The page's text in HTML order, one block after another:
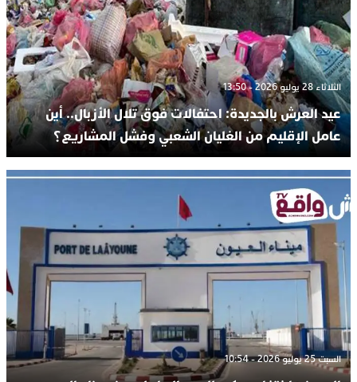
الثلاثاء 28 يوليو 2026 - 13:50
عيد العرش بالجديدة: احتفالات فوق تلال الأزبال.. أين
عامل الإقليم من الغليان الشعبي وفشل المشاريع؟
السبت 25 يوليو 2026 - 10:54